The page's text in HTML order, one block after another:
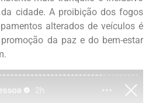
cidade. A proibição dos fogos
alterados de veículos é
da paz e do bem-estar